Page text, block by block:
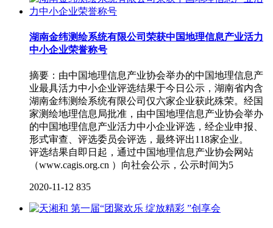
湖南金纬测绘系统有限公司荣获中国地理信息产业活力
中小企业荣誉称号
摘要：由中国地理信息产业协会举办的中国地理信息产
业最具活力中小企业评选结果于今日公示，湖南省内含
湖南金纬测绘系统有限公司仅六家企业获此殊荣。经国
家测绘地理信息局批准，由中国地理信息产业协会举办
的中国地理信息产业活力中小企业评选，经企业申报、
形式审查、评选委员会评选，最终评出118家企业。
评选结果自即日起，通过中国地理信息产业协会网站
（www.cagis.org.cn ）向社会公示，公示时间为5
2020-11-12 835